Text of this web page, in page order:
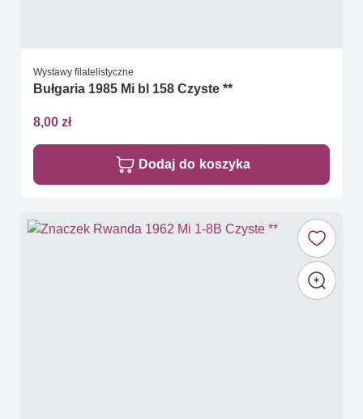
Wystawy filatelistyczne
Bułgaria 1985 Mi bl 158 Czyste **
8,00 zł
Dodaj do koszyka